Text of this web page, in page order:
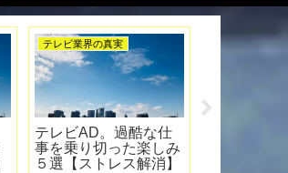
テレビ業界の真実
【ボビー逮捕】テレビ
番組の緊急対応！出演
者が事件を起こしたら
ディレクター